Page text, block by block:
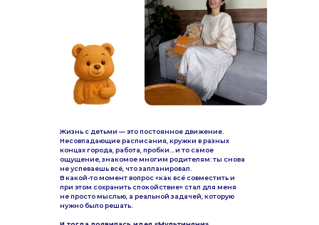
Жизнь с детьми — это постоянное движение.
Несовпадающие расписания, кружки в разных
концах города, работа, пробки… и то самое
ощущение, знакомое многим родителям: ты снова
не успеваешь всё, что запланировал.
В какой-то момент вопрос «как всё совместить и
при этом сохранить спокойствие» стал для меня
не просто мыслью, а реальной задачей, которую
нужно было решать.